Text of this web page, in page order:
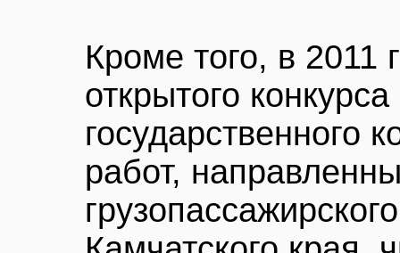
Кроме того, в 2011
открытого
государственного
работ,